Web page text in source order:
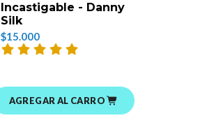
Incastigable - Danny
Silk
$15.000
AGREGAR AL CARRO